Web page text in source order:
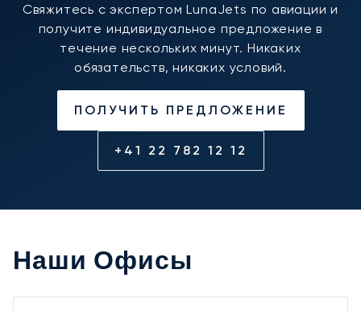
Свяжитесь с экспертом LunaJets по авиации и
получите индивидуальное предложение в
течение нескольких минут. Никаких
обязательств, никаких условий.
ПОЛУЧИТЬ ПРЕДЛОЖЕНИЕ
+41 22 782 12 12
Наши Офисы